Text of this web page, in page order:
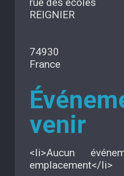
rue des écoles
REIGNIER
74930
France
venir
<li>Aucun
emplacement</li>